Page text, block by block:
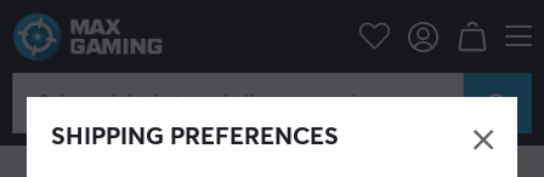
SHIPPING PREFERENCES
Datatilbehør